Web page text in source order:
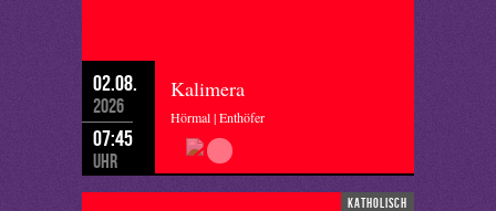
02.08.
2026
07:45
Uhr
Kalimera
Hörmal | Enthöfer
katholisch